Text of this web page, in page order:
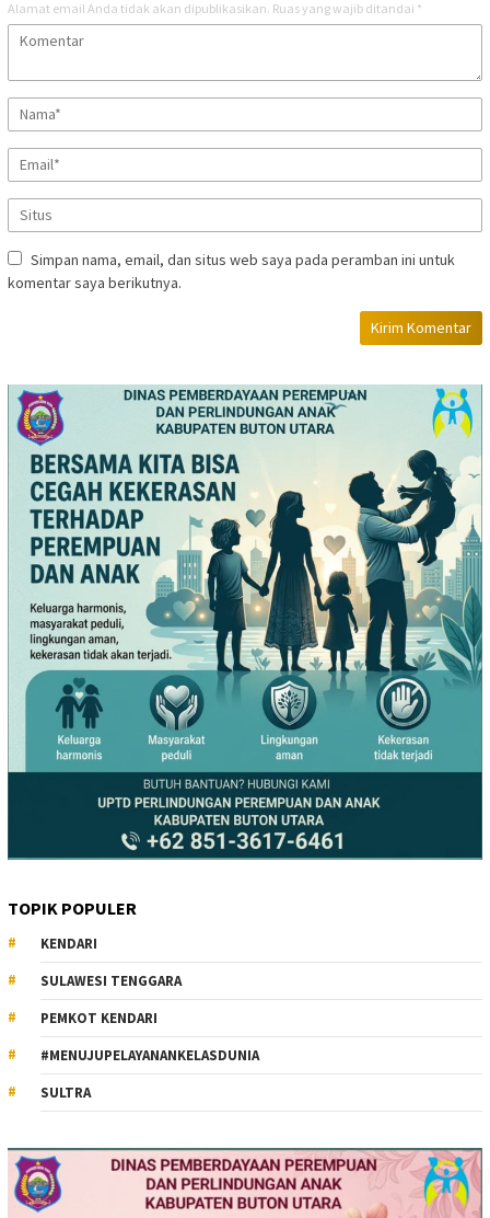
Alamat email Anda tidak akan dipublikasikan. Ruas yang wajib ditandai *
Simpan nama, email, dan situs web saya pada peramban ini untuk
komentar saya berikutnya.
TOPIK POPULER
KENDARI
SULAWESI TENGGARA
PEMKOT KENDARI
#MENUJUPELAYANANKELASDUNIA
SULTRA